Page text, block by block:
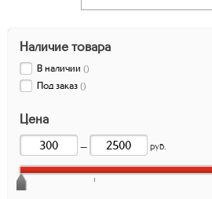
Наличие товара
В наличии ()
Под заказ ()
Цена
— руб.